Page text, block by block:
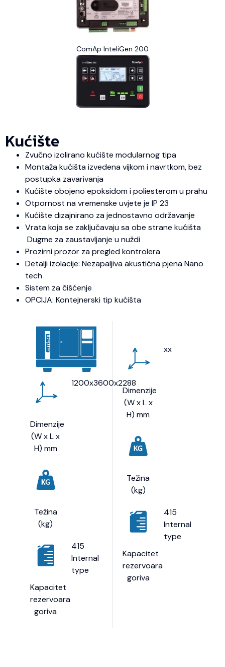
ComAp InteliGen 200
Kućište
Zvučno izolirano kućište modularnog tipa
Montaža kućišta izvedena vijkom i navrtkom, bez
postupka zavarivanja
Kućište obojeno epoksidom i poliesterom u prahu
Otpornost na vremenske uvjete je IP 23
Kućište dizajnirano za jednostavno održavanje
Vrata koja se zaključavaju sa obe strane kućišta
Dugme za zaustavljanje u nuždi
Prozirni prozor za pregled kontrolera
Detalji izolacije: Nezapaljiva akustična pjena Nano
tech
Sistem za čišćenje
OPCIJA: Kontejnerski tip kućišta
Dimenzije
(W x L x
H) mm
1200x3600x2288
Težina
(kg)
Kapacitet
rezervoara
goriva
415
Internal
type
Dimenzije
(W x L x
H) mm
xx
Težina
(kg)
Kapacitet
rezervoara
goriva
415
Internal
type